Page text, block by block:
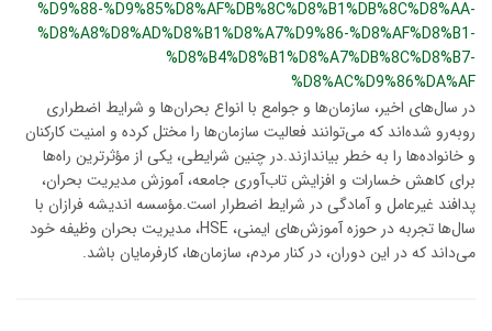
%D9%88-%D9%85%D8%AF%DB%8C%D8%B1%DB%8C%D8%AA-
%D8%A8%D8%AD%D8%B1%D8%A7%D9%86-%D8%AF%D8%B1-
%D8%B4%D8%B1%D8%A7%DB%8C%D8%B7-
%D8%AC%D9%86%DA%AF
در سال‌های اخیر، سازمان‌ها و جوامع با انواع بحران‌ها و شرایط اضطراری
روبه‌رو شده‌اند که می‌توانند فعالیت سازمان‌ها را مختل کرده و امنیت کارکنان
و خانواده‌ها را به خطر بیاندازند.در چنین شرایطی، یکی از مؤثرترین راه‌ها
برای کاهش خسارات و افزایش تاب‌آوری جامعه، آموزش مدیریت بحران،
پدافند غیرعامل و آمادگی در شرایط اضطرار است.مؤسسه اندیشه فرازان با
سال‌ها تجربه در حوزه آموزش‌های ایمنی، HSE، مدیریت بحران وظیفه خود
می‌داند که در این دوران، در کنار مردم، سازمان‌ها، کارفرمایان باشد.